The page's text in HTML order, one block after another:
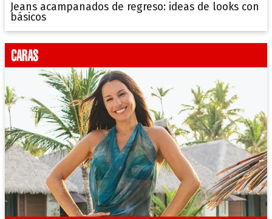
Jeans acampanados de regreso: ideas de looks con
básicos